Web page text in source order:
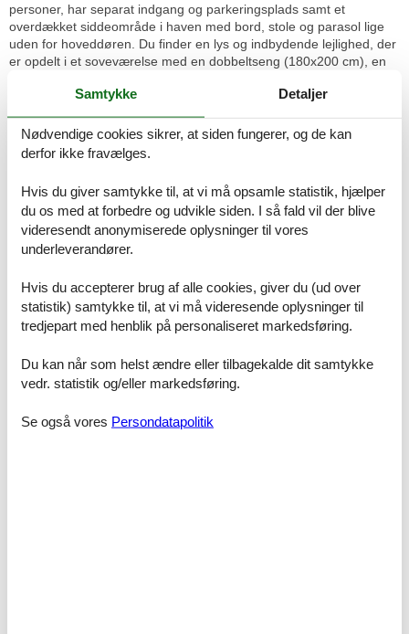
personer, har separat indgang og parkeringsplads samt et
overdækket siddeområde i haven med bord, stole og parasol lige
uden for hoveddøren. Du finder en lys og indbydende lejlighed, der
er opdelt i et soveværelse med en dobbeltseng (180x200 cm), en
Faciliteter
Afstand
Busstop
800 m
Centrum
800 m
Diverse
500 m
Doktor
Færgehavn
Restauranter
Shopping
Andre
Byggestatus
Top placering
Børn
Samtykke Detaljer
Nødvendige cookies sikrer, at siden fungerer, og de kan
derfor ikke fravælges.
Hvis du giver samtykke til, at vi må opsamle statistik, hjælper
du os med at forbedre og udvikle siden. I så fald vil der blive
videresendt anonymiserede oplysninger til vores
underleverandører.
Hvis du accepterer brug af alle cookies, giver du (ud over
statistik) samtykke til, at vi må videresende oplysninger til
tredjepart med henblik på personaliseret markedsføring.
Du kan når som helst ændre eller tilbagekalde dit samtykke
vedr. statistik og/eller markedsføring.
Se også vores Persondatapolitik